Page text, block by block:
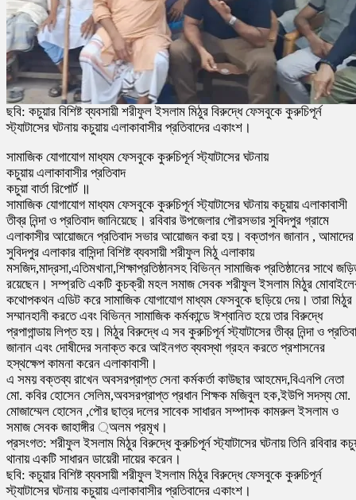
ছবি: কচুয়ার বিশিষ্ট ব্যবসায়ী শরীফুল ইসলাম মিঠুর বিরুদ্ধে ফেসবুকে কুরুচিপূর্ন
স্ট্যাটাসের ঘটনায় কচুয়ায় এলাকাবাসীর প্রতিবাদের একাংশ।
সামাজিক যোগাযোগ মাধ্যম ফেসবুকে কুরুচিপূর্ন স্ট্যাটাসের ঘটনায়
কচুয়ায় এলাকাবাসীর প্রতিবাদ
কচুয়া বার্তা রিপোর্ট ॥
সামাজিক যোগাযোগ মাধ্যম ফেসবুকে কুরুচিপূর্ন স্ট্যাটাসের ঘটনায় কচুয়ায় এলাকাবাসী
তীব্র নিন্দা ও প্রতিবাদ জানিয়েছে। রবিবার উপজেলার পৌরসভার সুবিদপুর গ্রামে
এলাকাসীর আয়োজনে প্রতিবাদ সভার আয়োজন করা হয়। বক্তাগন জানান , আমাদের
সুবিদপুর এলাকার বাসিন্দা বিশিষ্ট ব্যবসায়ী শরীফুল মিঠু এলাকায়
মসজিদ,মাদ্রসা,এতিমখানা,শিক্ষাপ্রতিষ্ঠানসহ বিভিন্ন সামাজিক প্রতিষ্ঠানের সাথে
রয়েছেন। সম্প্রতি একটি কুচক্রী মহল সমাজ সেবক শরীফুল ইসলাম মিঠুর
কথোপকথন এডিট করে সামাজিক যোগাযোগ মাধ্যম ফেসবুকে ছড়িয়ে দেয়। তারা মিঠুর
সম্মানহানী করতে এবং বিভিন্ন সামাজিক কর্মকান্ডে ঈশ্বানিত হয়ে তার বিরুদ্ধে
প্রপাগান্ডায় লিপ্ত হয়। মিঠুর বিরুদ্ধে এ সব কুরুচিপূর্ন স্ট্যাটাসের তীব্র নিন্দা ও
জানান এবং দোষীদের সনাক্ত করে আইনগত ব্যবস্থা গ্রহন করতে প্রশাসনের
হস্থক্ষেপ কামনা করেন এলাকাবাসী।
এ সময় বক্তব্য রাখেন অবসরপ্রাপ্ত সেনা কর্মকর্তা কাউছার আহমেদ,বিএনপি নেতা
মো. কবির হোসেন সেলিম,অবসরপ্রাপ্ত প্রধান শিক্ষক মজিবুল হক,ইউপি সদস্য মো.
মোজাম্মেল হোসেন ,পৌর ছাত্র দলের সাবেক সাধারন সম্পাদক কামরুল ইসলাম ও
সমাজ সেবক জাহাঙ্গীর ্অলম প্রমূখ।
প্রসংগত: শরীফুল ইসলাম মিঠুর বিরুদ্ধে কুরুচিপূর্ন স্ট্যাটাসের ঘটনায় তিনি রবিবার
থানায় একটি সাধারন ডায়েরী দায়ের করেন।
ছবি: কচুয়ার বিশিষ্ট ব্যবসায়ী শরীফুল ইসলাম মিঠুর বিরুদ্ধে ফেসবুকে কুরুচিপূর্ন
স্ট্যাটাসের ঘটনায় কচুয়ায় এলাকাবাসীর প্রতিবাদের একাংশ।